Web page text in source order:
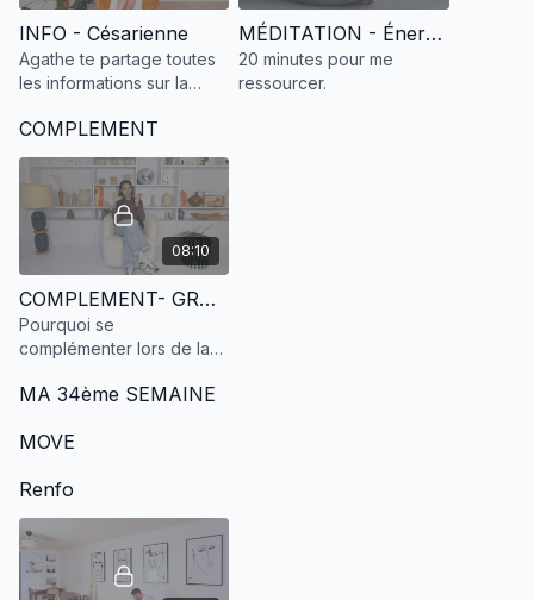
INFO - Césarienne
Agathe te partage toutes
les informations sur la
tips pour la vivre au mieux
et ne pas en avoir peur !
MÉDITATION - Énergisante
20 minutes pour me
ressourcer.
COMPLEMENT
08:10
COMPLEMENT- GROSSESSE
Pourquoi se
complémenter lors de la
MA 34ème SEMAINE
MOVE
Renfo